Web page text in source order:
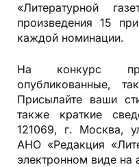
«Литературной
произведения 15
каждой номинации.
На конкурс
опубликованные,
Присылайте ваши
также краткие
121069, г. Москва,
АНО «Редакция
электронном виде на